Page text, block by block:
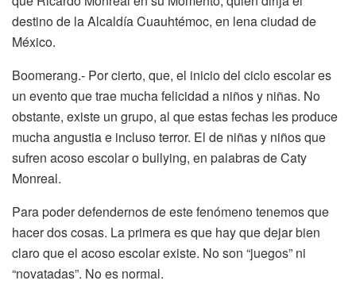
destino de la Alcaldía Cuauhtémoc, en lena ciudad de
México.
Boomerang.- Por cierto, que, el inicio del ciclo escolar es
un evento que trae mucha felicidad a niños y niñas. No
obstante, existe un grupo, al que estas fechas les produce
mucha angustia e incluso terror. El de niñas y niños que
sufren acoso escolar o bullying, en palabras de Caty
Monreal.
Para poder defendernos de este fenómeno tenemos que
hacer dos cosas. La primera es que hay que dejar bien
claro que el acoso escolar existe. No son “juegos” ni
“novatadas”. No es normal.